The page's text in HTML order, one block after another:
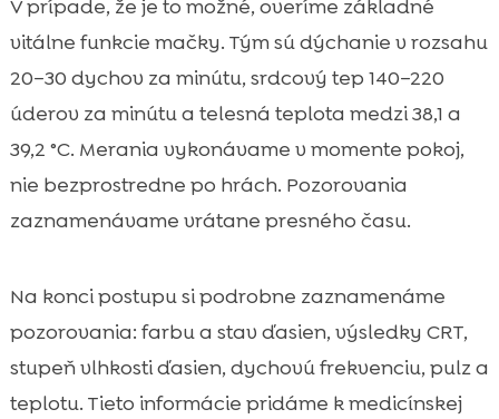
V prípade, že je to možné, overíme základné
vitálne funkcie mačky. Tým sú dýchanie v rozsahu
20–30 dychov za minútu, srdcový tep 140–220
úderov za minútu a telesná teplota medzi 38,1 a
39,2 °C. Merania vykonávame v momente pokoj,
nie bezprostredne po hrách. Pozorovania
zaznamenávame vrátane presného času.
Na konci postupu si podrobne zaznamenáme
pozorovania: farbu a stav ďasien, výsledky CRT,
stupeň vlhkosti ďasien, dychovú frekvenciu, pulz a
teplotu. Tieto informácie pridáme k medicínskej